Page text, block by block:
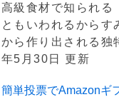
高級食材で知られる
ともいわれるからす
から作り出される独
年5月30日 更新
簡単投票でAmazonギ